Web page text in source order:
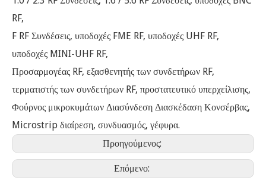
RF,
F RF Συνδέσεις, υποδοχές FME RF, υποδοχές UHF RF,
υποδοχές MINI-UHF RF,
Προσαρμογέας RF, εξασθενητής των συνδετήρων RF,
τερματιστής των συνδετήρων RF, προστατευτικό υπερχείλισης,
Φούρνος μικροκυμάτων Διασύνδεση Διασκέδαση Κονσέρβας,
Microstrip διαίρεση, συνδυασμός, γέφυρα.
Προηγούμενος:
Επόμενο: